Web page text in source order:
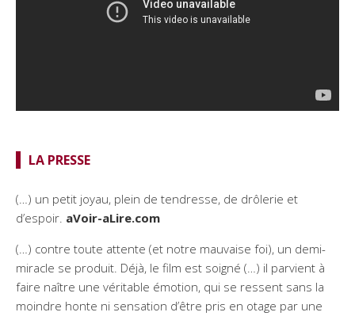
LA PRESSE
(…) un petit joyau, plein de tendresse, de drôlerie et
d’espoir. aVoir-aLire.com
(…) contre toute attente (et notre mauvaise foi), un demi-
miracle se produit. Déjà, le film est soigné (…) il parvient à
faire naître une véritable émotion, qui se ressent sans la
moindre honte ni sensation d’être pris en otage par une